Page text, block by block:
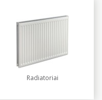
Radiatoriai